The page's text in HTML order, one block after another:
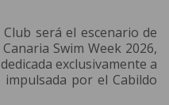
será el escenario de
Swim Week 2026,
exclusivamente a
por el Cabildo